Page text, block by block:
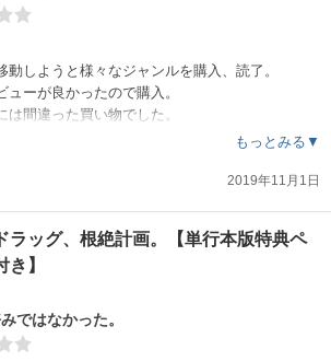
動しようと様々なジャンルを購入、読了。
ーが良かったので購入。
は間違った買い物でした。
害が何だったのかも、最後がどうだったのかも
もっとみる▼
2019年11月1日
ラッグ、根絶計画。【単行本版特典ペ
き】
ではなかった。